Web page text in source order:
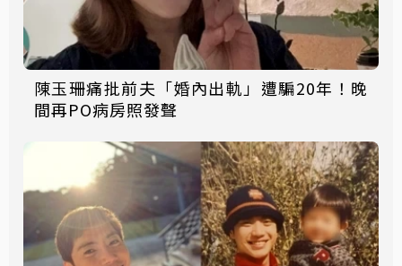
陳玉珊痛批前夫「婚內出軌」遭騙20年！晚
間再PO病房照發聲